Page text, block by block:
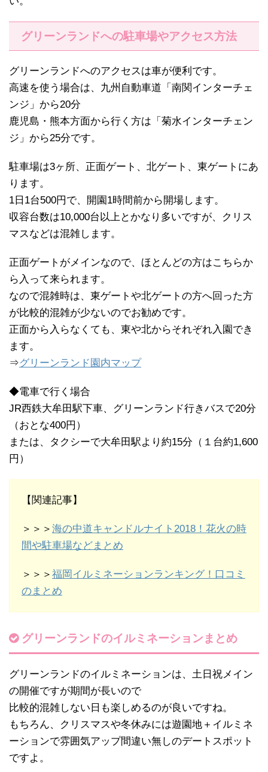
グリーンランドへの駐車場やアクセス方法
グリーンランドへのアクセスは車が便利です。
高速を使う場合は、九州自動車道「南関インターチェ
ンジ」から20分
鹿児島・熊本方面から行く方は「菊水インターチェン
ジ」から25分です。
駐車場は3ヶ所、正面ゲート、北ゲート、東ゲートにあ
ります。
1日1台500円で、開園1時間前から開場します。
収容台数は10,000台以上とかなり多いですが、クリス
マスなどは混雑します。
正面ゲートがメインなので、ほとんどの方はこちらか
ら入って来られます。
なので混雑時は、東ゲートや北ゲートの方へ回った方
が比較的混雑が少ないのでお勧めです。
正面から入らなくても、東や北からそれぞれ入園でき
ます。
⇒グリーンランド園内マップ
◆電車で行く場合
JR西鉄大牟田駅下車、グリーンランド行きバスで20分
（おとな400円）
または、タクシーで大牟田駅より約15分（１台約1,600
円）
【関連記事】
＞＞＞ 海の中道キャンドルナイト2018！花火の時
間や駐車場などまとめ
＞＞＞ 福岡イルミネーションランキング！口コミ
のまとめ
グリーンランドのイルミネーションまとめ
グリーンランドのイルミネーションは、土日祝メイン
の開催ですが期間が長いので
比較的混雑しない日も楽しめるのが良いですね。
もちろん、クリスマスや冬休みには遊園地＋イルミネ
ーションで雰囲気アップ間違い無しのデートスポット
ですよ。